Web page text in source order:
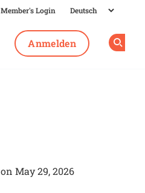
Member's Login
Anmelden
on May 29, 2026